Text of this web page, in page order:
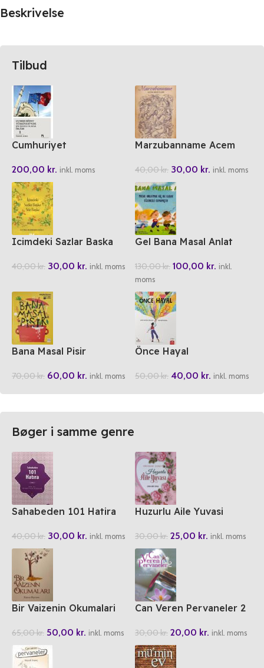
Beskrivelse
Tilbud
Cumhuriyet
Olarak Islam 1
200,00 kr. inkl. moms
Marzubanname Acem
40,00kr. 30,00 kr. inkl. moms
Icimdeki Sazlar Baska
40,00kr. 30,00 kr. inkl. moms
Gel Bana Masal Anlat
130,00kr. 100,00 kr. inkl.
moms
Bana Masal Pisir
70,00kr. 60,00 kr. inkl. moms
Önce Hayal
50,00kr. 40,00 kr. inkl. moms
Bøger i samme genre
Sahabeden 101 Hatira
40,00kr. 30,00 kr. inkl. moms
Huzurlu Aile Yuvasi
30,00kr. 25,00 kr. inkl. moms
Bir Vaizenin Okumalari
65,00kr. 50,00 kr. inkl. moms
Can Veren Pervaneler 2
30,00kr. 20,00 kr. inkl. moms